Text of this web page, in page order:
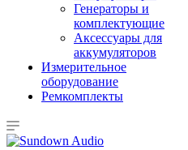
Генераторы и
комплектующие
Аксессуары для
аккумуляторов
Измерительное
оборудование
Ремкомплекты